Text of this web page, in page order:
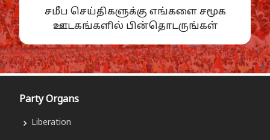
சமீப செய்திகளுக்கு எங்களை சமூக
ஊடகங்களில் பின்தொடருங்கள்
Party Organs
Liberation